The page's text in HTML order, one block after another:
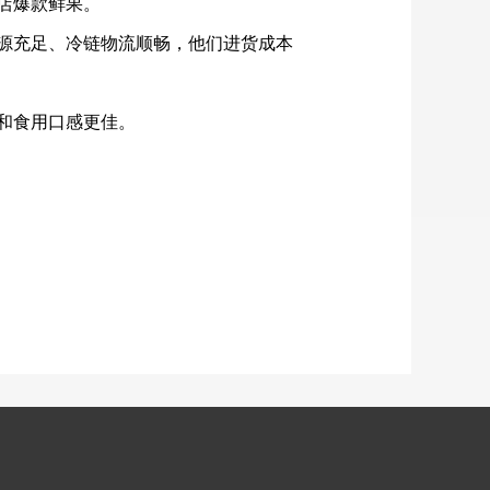
款鲜果。
充足、冷链物流顺畅，他们进货成本
用口感更佳。